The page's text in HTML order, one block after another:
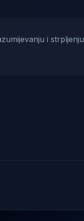
i strpljenju